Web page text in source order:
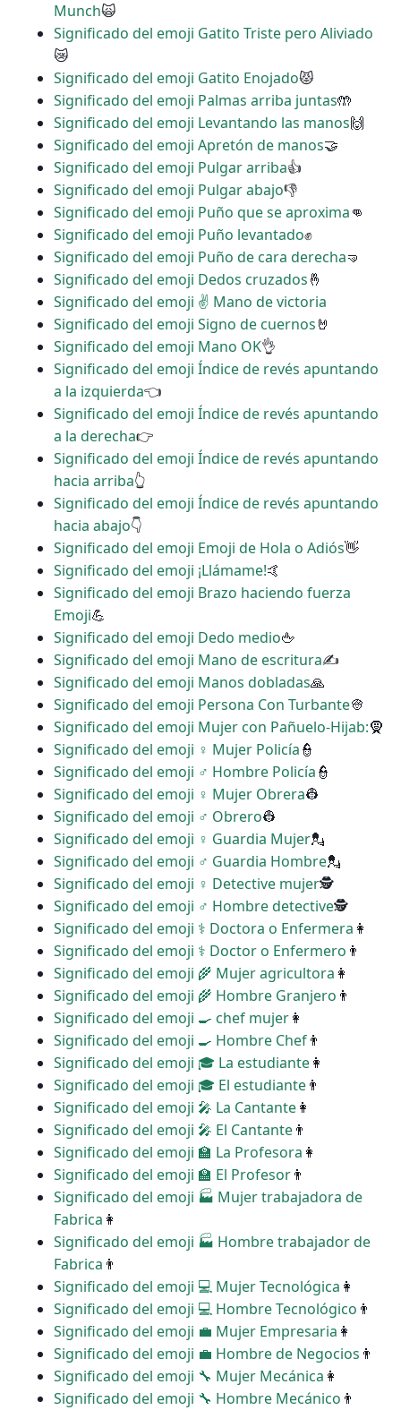
Munch🙀
Significado del emoji Gatito Triste pero Aliviado
😿
Significado del emoji Gatito Enojado😾
Significado del emoji Palmas arriba juntas🤲
Significado del emoji Levantando las manos🙌
Significado del emoji Apretón de manos🤝
Significado del emoji Pulgar arriba👍
Significado del emoji Pulgar abajo👎
Significado del emoji Puño que se aproxima👊
Significado del emoji Puño levantado✊
Significado del emoji Puño de cara derecha🤜
Significado del emoji Dedos cruzados🤞
Significado del emoji ✌ Mano de victoria
Significado del emoji Signo de cuernos🤘
Significado del emoji Mano OK👌
Significado del emoji Índice de revés apuntando
a la izquierda👈
Significado del emoji Índice de revés apuntando
a la derecha👉
Significado del emoji Índice de revés apuntando
hacia arriba👆
Significado del emoji Índice de revés apuntando
hacia abajo👇
Significado del emoji Emoji de Hola o Adiós👋
Significado del emoji ¡Llámame!🤙
Significado del emoji Brazo haciendo fuerza
Emoji💪
Significado del emoji Dedo medio🖕
Significado del emoji Mano de escritura✍
Significado del emoji Manos dobladas🙏
Significado del emoji Persona Con Turbante👳
Significado del emoji Mujer con Pañuelo-Hijab:🧕
Significado del emoji ‍♀️ Mujer Policía👮
Significado del emoji ‍♂️ Hombre Policía👮
Significado del emoji ♀ Mujer Obrera👷
Significado del emoji ♂ Obrero👷
Significado del emoji ♀ Guardia Mujer💂
Significado del emoji ♂ Guardia Hombre💂
Significado del emoji ️‍♀️ Detective mujer🕵
Significado del emoji ♂ Hombre detective🕵
Significado del emoji ‍⚕️ Doctora o Enfermera 👩
Significado del emoji ‍⚕️ Doctor o Enfermero 👨
Significado del emoji ‍🌾 Mujer agricultora 👩
Significado del emoji ‍🌾 Hombre Granjero 👨
Significado del emoji ‍🍳 chef mujer👩
Significado del emoji ‍🍳 Hombre Chef👨
Significado del emoji ‍🎓 La estudiante👩
Significado del emoji ‍🎓 El estudiante👨
Significado del emoji ‍🎤 La Cantante👩
Significado del emoji ‍🎤 El Cantante👨
Significado del emoji ‍🏫 La Profesora 👩
Significado del emoji ‍🏫 El Profesor👨
Significado del emoji ‍🏭 Mujer trabajadora de
Fabrica 👩
Significado del emoji ‍🏭 Hombre trabajador de
Fabrica 👨
Significado del emoji ‍💻 Mujer Tecnológica 👩
Significado del emoji ‍💻 Hombre Tecnológico 👨
Significado del emoji ‍💼 Mujer Empresaria 👩
Significado del emoji ‍💼 Hombre de Negocios 👨
Significado del emoji ‍🔧 Mujer Mecánica 👩
Significado del emoji ‍🔧 Hombre Mecánico 👨